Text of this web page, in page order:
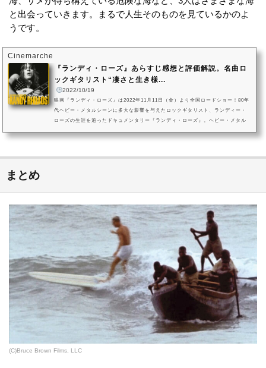
と出会っていきます。まるで人生そのものを見ているかのよ
うです。
Cinemarche
『ランディ・ローズ』あらすじ感想と評価解説。名曲ロ
ックギタリスト“凄さと生き様...
2022/10/19
映画『ランディ・ローズ』は2022年11月11日（金）より全国ロードショー！80年
代ヘビー・メタルシーンに多大な影響を与えたロックギタリスト、ランディー・
ローズの生涯を追ったドキュメンタリー『ランディ・ローズ』。ヘビー・メタル
まとめ
(C)Bruce Brown Films, LLC